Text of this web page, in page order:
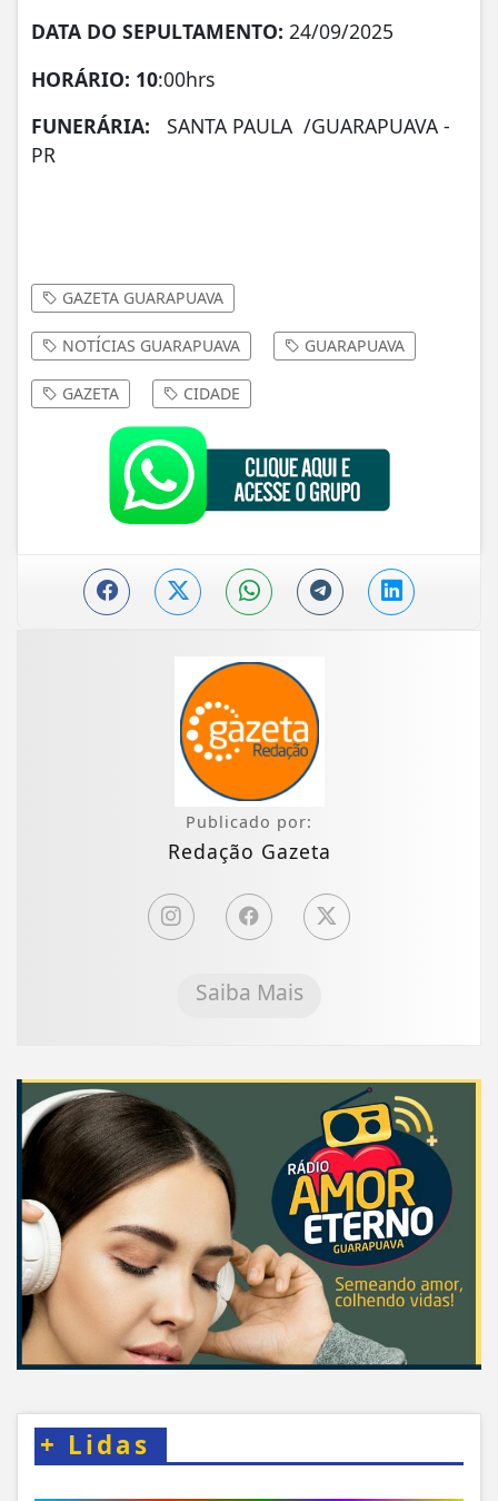
DATA DO SEPULTAMENTO: 24/09/2025
HORÁRIO: 10:00hrs
FUNERÁRIA: SANTA PAULA /GUARAPUAVA -
PR
GAZETA GUARAPUAVA
NOTÍCIAS GUARAPUAVA GUARAPUAVA
GAZETA CIDADE
Publicado por:
Redação Gazeta
Saiba Mais
+ Lidas